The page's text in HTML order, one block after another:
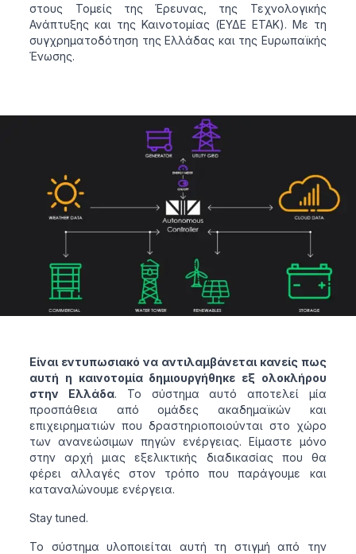
στους Τομείς της Έρευνας, της Τεχνολογικής
Ανάπτυξης και της Καινοτομίας (ΕΥΔΕ ΕΤΑΚ). Με τη
συγχρηματοδότηση της Ελλάδας και της Ευρωπαϊκής
Ένωσης.
Είναι εντυπωσιακό να αντιλαμβάνεται κανείς πως
αυτή η καινοτομία δημιουργήθηκε εξ ολοκλήρου
στην Ελλάδα. Το σύστημα αυτό αποτελεί μία
προσπάθεια από ομάδες ακαδημαϊκών και
επιχειρηματιών που δραστηριοποιούνται στο χώρο
των ανανεώσιμων πηγών ενέργειας. Είμαστε μόνο
στην αρχή μιας εξελικτικής διαδικασίας που θα
φέρει αλλαγές στον τρόπο που παράγουμε και
καταναλώνουμε ενέργεια.
Stay tuned.
Το σύστημα υλοποιείται αυτή τη στιγμή από την